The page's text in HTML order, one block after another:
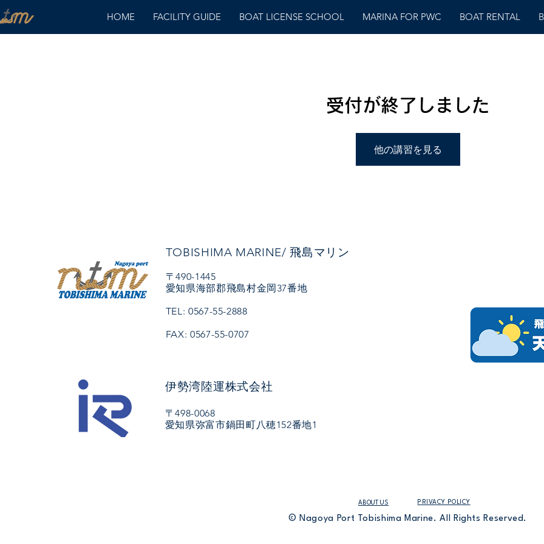
HOME FACILITY GUIDE BOAT LICENSE SCHOOL MARINA FOR PWC BOAT RENTAL
受付が終了しました
他の講習を見る
TOBISHIMA MARINE/ 飛島マリン
〒490-1445
愛知県海部郡飛島村金岡37番地
TEL: 0567-55-2888
FAX: 0567-55-0707
伊勢湾陸運株式会社
〒498-0068
愛知県弥富市鍋田町八穂152番地1
ABOUT US PRIVACY POLICY
© Nagoya Port Tobishima Marine. All Rights Reserved.